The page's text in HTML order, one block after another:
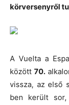
körversenyről
A Vuelta a
között 70.
vissza, az első
ben került